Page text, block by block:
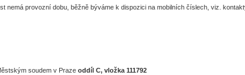
nemá provozní dobu, běžně býváme k dispozici na mobilních číslech, viz.
soudem v Praze oddíl C, vložka 111792